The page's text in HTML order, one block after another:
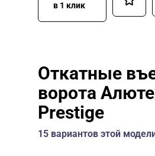
в 1 клик
Откатные
ворота
Prestige
15 вариантов этой